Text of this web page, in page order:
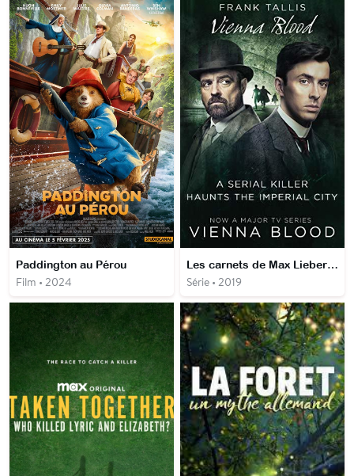
Paddington au Pérou
Film • 2024
Les carnets de Max Liebermann
Série • 2019